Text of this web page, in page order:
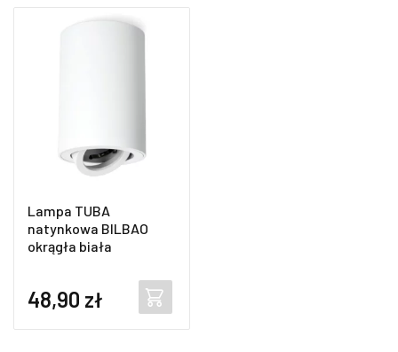
Lampa TUBA
natynkowa BILBAO
okrągła biała
48,90 zł